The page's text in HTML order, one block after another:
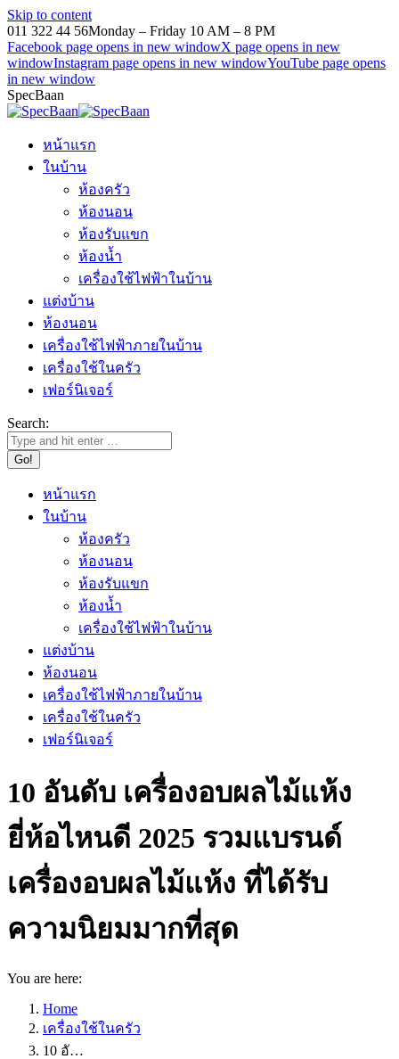
Skip to content
011 322 44 56Monday – Friday 10 AM – 8 PM
Facebook page opens in new windowX page opens in new
windowInstagram page opens in new windowYouTube page opens
in new window
SpecBaan
หน้าแรก
ในบ้าน
ห้องครัว
ห้องนอน
ห้องรับแขก
ห้องน้ำ
เครื่องใช้ไฟฟ้าในบ้าน
แต่งบ้าน
ห้องนอน
เครื่องใช้ไฟฟ้าภายในบ้าน
เครื่องใช้ในครัว
เฟอร์นิเจอร์
Search:
หน้าแรก
ในบ้าน
ห้องครัว
ห้องนอน
ห้องรับแขก
ห้องน้ำ
เครื่องใช้ไฟฟ้าในบ้าน
แต่งบ้าน
ห้องนอน
เครื่องใช้ไฟฟ้าภายในบ้าน
เครื่องใช้ในครัว
เฟอร์นิเจอร์
10 อันดับ เครื่องอบผลไม้แห้ง
ยี่ห้อไหนดี 2025 รวมแบรนด์
เครื่องอบผลไม้แห้ง ที่ได้รับ
ความนิยมมากที่สุด
You are here:
Home
เครื่องใช้ในครัว
10 อั…